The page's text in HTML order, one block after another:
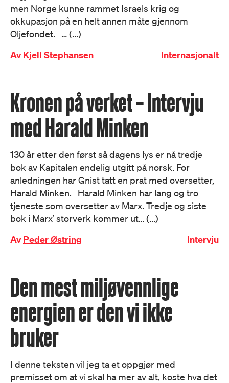
men Norge kunne rammet Israels krig og
okkupasjon på en helt annen måte gjennom
Oljefondet. … (...)
AvKjell Stephansen Internasjonalt
Kronen på verket – Intervju
med Harald Minken
130 år etter den først så dagens lys er nå tredje
bok av Kapitalen endelig utgitt på norsk. For
anledningen har Gnist tatt en prat med oversetter,
Harald Minken. Harald Minken har lang og tro
tjeneste som oversetter av Marx. Tredje og siste
bok i Marx’ storverk kommer ut… (...)
AvPeder Østring Intervju
Den mest miljøvennlige
energien er den vi ikke
bruker
I denne teksten vil jeg ta et oppgjør med
premisset om at vi skal ha mer av alt, koste hva det